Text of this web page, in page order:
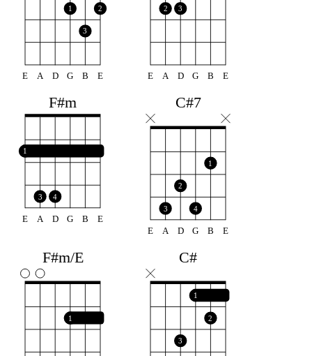
1
3
2
E A D G B E
2 3
E A D G B E
F#m
1
3 4
E A D G B E
C#7
3
2
4
1
E A D G B E
F#m/E
1
C#
3
1
2